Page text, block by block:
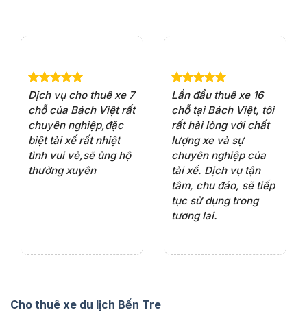
Dịch vụ cho thuê xe 7
chỗ của Bách Việt rất
chuyên nghiệp,đặc
biệt tài xế rất nhiệt
tình vui vẻ,sẽ ủng hộ
thường xuyên
Lần đầu thuê xe 16
chỗ tại Bách Việt, tôi
rất hài lòng với chất
lượng xe và sự
chuyên nghiệp của
tài xế. Dịch vụ tận
tâm, chu đáo, sẽ tiếp
tục sử dụng trong
tương lai.
Cho thuê xe du lịch Bến Tre